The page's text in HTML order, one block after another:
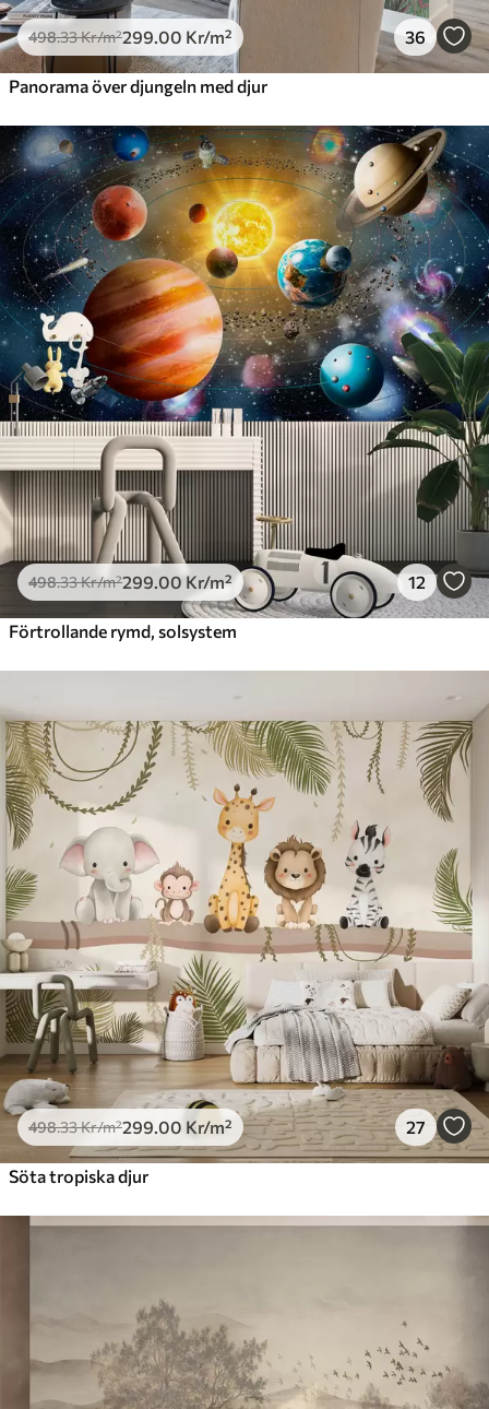
498.33Kr/m²299 .00 Kr/m² 36
Panorama över djungeln med djur
498.33Kr/m²299 .00 Kr/m² 12
Förtrollande rymd, solsystem
498.33Kr/m²299 .00 Kr/m² 27
Söta tropiska djur